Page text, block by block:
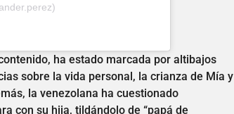
ha estado marcada por altibajos
sobre la vida personal, la crianza de Mía y
la venezolana ha cuestionado
con su hija, tildándolo de “papá de